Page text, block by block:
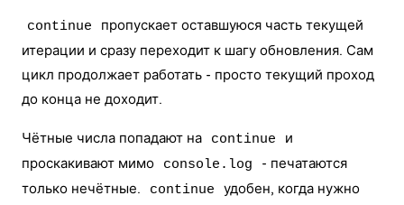
continue
пропускает оставшуюся часть текущей
итерации и сразу переходит к шагу обновления. Сам
цикл продолжает работать - просто текущий проход
до конца не доходит.
Чётные числа попадают на continue
и
проскакивают мимо
console.log
- печатаются
только нечётные.
continue
удобен, когда нужно